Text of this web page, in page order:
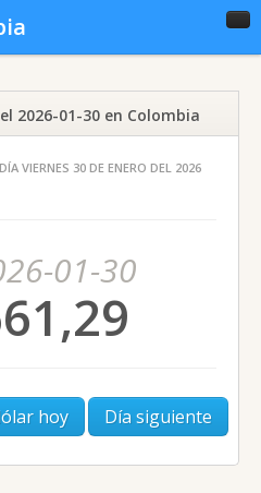
histórico
2026-01-30 en Colombia
VIERNES 30 DE ENERO DEL 2026
01-30
hoy Día siguiente